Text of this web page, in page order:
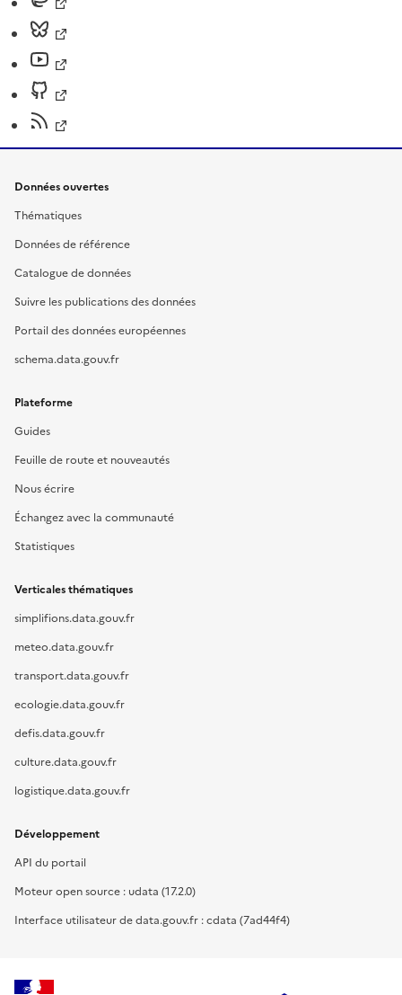
Données ouvertes
Thématiques
Données de référence
Catalogue de données
Suivre les publications des données
Portail des données européennes
schema.data.gouv.fr
Plateforme
Guides
Feuille de route et nouveautés
Nous écrire
Échangez avec la communauté
Statistiques
Verticales thématiques
simplifions.data.gouv.fr
meteo.data.gouv.fr
transport.data.gouv.fr
ecologie.data.gouv.fr
defis.data.gouv.fr
culture.data.gouv.fr
logistique.data.gouv.fr
Développement
API du portail
Moteur open source : udata (17.2.0)
Interface utilisateur de data.gouv.fr : cdata (7ad44f4)